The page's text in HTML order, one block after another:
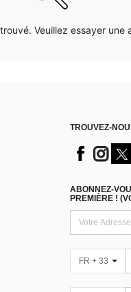
Veuillez essayer une
TROUVEZ-
ABONNEZ-
PREMIÈRE !
FR + 33